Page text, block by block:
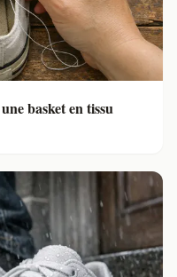
basket en tissu